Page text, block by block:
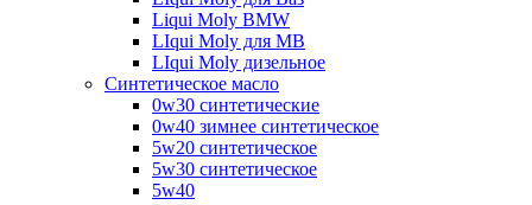
Liqui Moly BMW
LIqui Moly для MB
LIqui Moly дизельное
Синтетическое масло
0w30 синтетические
0w40 зимнее синтетическое
5w20 синтетическое
5w30 синтетическое
5w40